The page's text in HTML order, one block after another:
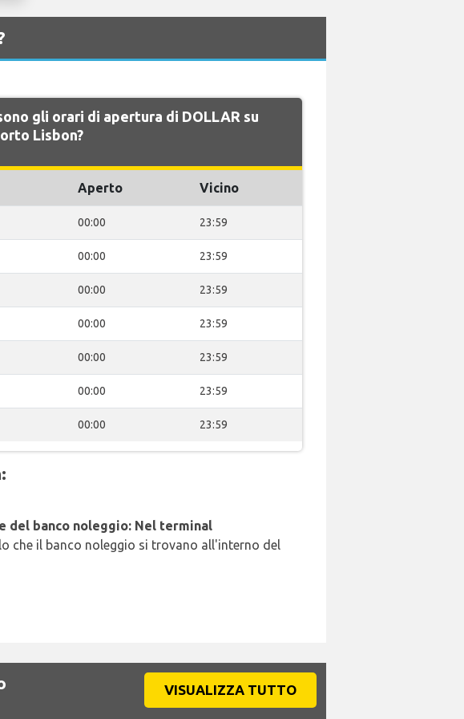
gli orari di apertura di DOLLAR su
Lisbon?
Aperto Vicino
00:00 23:59
00:00 23:59
00:00 23:59
00:00 23:59
00:00 23:59
00:00 23:59
00:00 23:59
del banco noleggio: Nel terminal
che il banco noleggio si trovano all'interno del
VISUALIZZA TUTTO